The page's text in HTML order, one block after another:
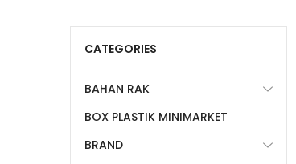
CATEGORIES
BAHAN RAK
BOX PLASTIK MINIMARKET
BRAND